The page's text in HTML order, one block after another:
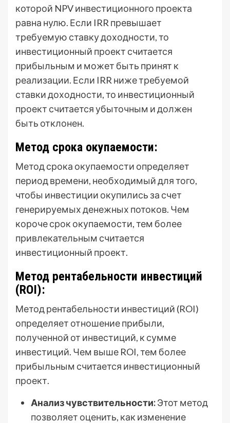
которой NPV инвестиционного проекта
равна нулю. Если IRR превышает
требуемую ставку доходности, то
инвестиционный проект считается
прибыльным и может быть принят к
реализации. Если IRR ниже требуемой
ставки доходности, то инвестиционный
проект считается убыточным и должен
быть отклонен.
Метод срока окупаемости:
Метод срока окупаемости определяет
период времени, необходимый для того,
чтобы инвестиции окупились за счет
генерируемых денежных потоков. Чем
короче срок окупаемости, тем более
привлекательным считается
инвестиционный проект.
Метод рентабельности инвестиций
(ROI):
Метод рентабельности инвестиций (ROI)
определяет отношение прибыли,
полученной от инвестиций, к сумме
инвестиций. Чем выше ROI, тем более
прибыльным считается инвестиционный
проект.
Анализ чувствительности:Этот метод
позволяет оценить, как изменение